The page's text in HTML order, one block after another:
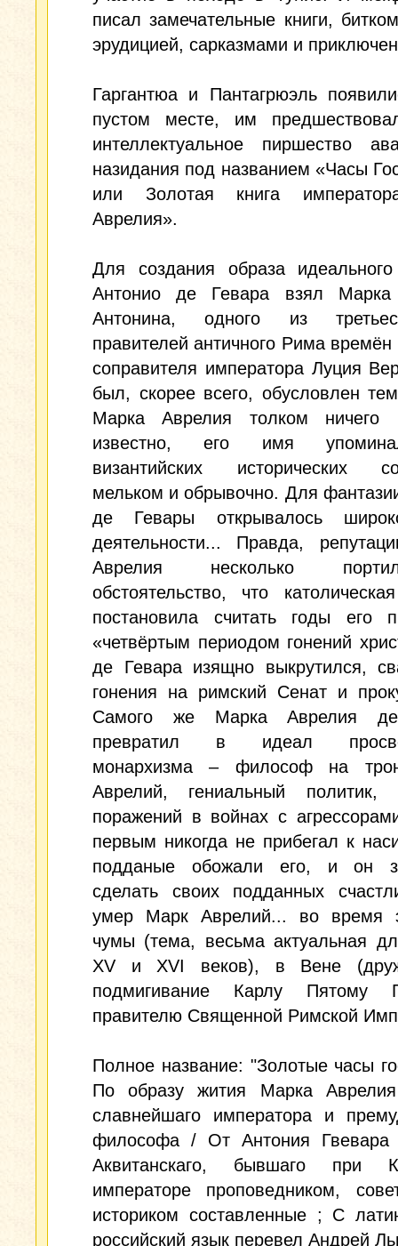
писал замечательные книги,
эрудицией, сарказмами и
Гаргантюа и Пантагрюэль
пустом месте, им
интеллектуальное пиршество
назидания под названием «Часы
или Золотая книга
Аврелия».
Для создания образа
Антонио де Гевара взял Марка
Антонина, одного из
правителей античного Рима
соправителя императора Луция
был, скорее всего, обусловлен
Марка Аврелия толком
известно, его имя
византийских исторических
мельком и обрывочно. Для
де Гевары открывалось
деятельности... Правда,
Аврелия несколько
обстоятельство, что
постановила считать годы его
«четвёртым периодом гонений
де Гевара изящно выкрутился,
гонения на римский Сенат и
Самого же Марка Аврелия
превратил в идеал
монархизма – философ на
Аврелий, гениальный
поражений в войнах с
первым никогда не прибегал к
подданые обожали его, и он
сделать своих подданных
умер Марк Аврелий... во время
чумы (тема, весьма актуальная
XV и XVI веков), в Вене
подмигивание Карлу Пятому
правителю Священной Римской
Полное название: "Золотые часы
По образу жития Марка
славнейшаго императора и
философа / От Антония Гвевара
Аквитанскаго, бывшаго при
императоре проповедником,
историком составленные ; С
российский язык перевел Андрей